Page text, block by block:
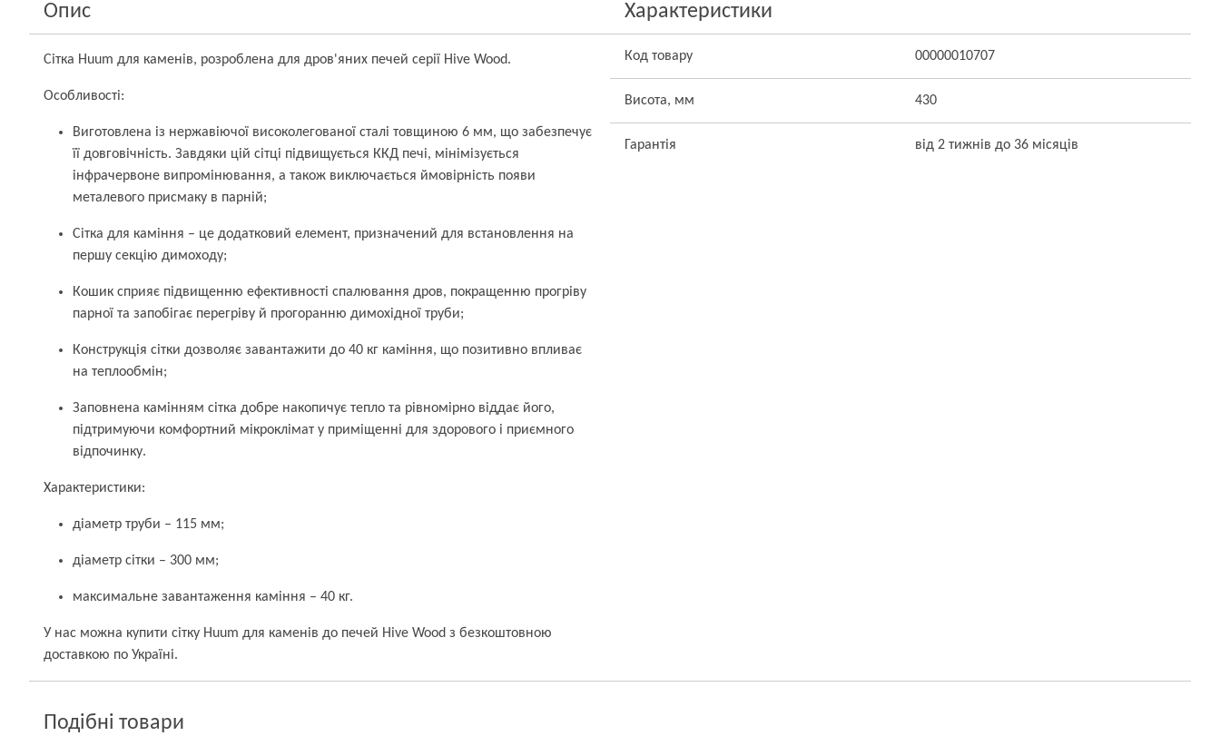
Опис
Сітка Huum для каменів, розроблена для дров'яних печей серії Hive Wood.
Особливості:
Виготовлена із нержавіючої високолегованої сталі товщиною 6 мм, що забезпечує
її довговічність. Завдяки цій сітці підвищується ККД печі, мінімізується
інфрачервоне випромінювання, а також виключається ймовірність появи
металевого присмаку в парній;
Сітка для каміння – це додатковий елемент, призначений для встановлення на
першу секцію димоходу;
Кошик сприяє підвищенню ефективності спалювання дров, покращенню прогріву
парної та запобігає перегріву й прогоранню димохідної труби;
Конструкція сітки дозволяє завантажити до 40 кг каміння, що позитивно впливає
на теплообмін;
Заповнена камінням сітка добре накопичує тепло та рівномірно віддає його,
підтримуючи комфортний мікроклімат у приміщенні для здорового і приємного
відпочинку.
Характеристики:
діаметр труби – 115 мм;
діаметр сітки – 300 мм;
максимальне завантаження каміння – 40 кг.
У нас можна купити сітку Huum для каменів до печей Hive Wood з безкоштовною
доставкою по Україні.
Характеристики
Код товару 00000010707
Висота, мм 430
Гарантія від 2 тижнів до 36 місяців
Подібні товари